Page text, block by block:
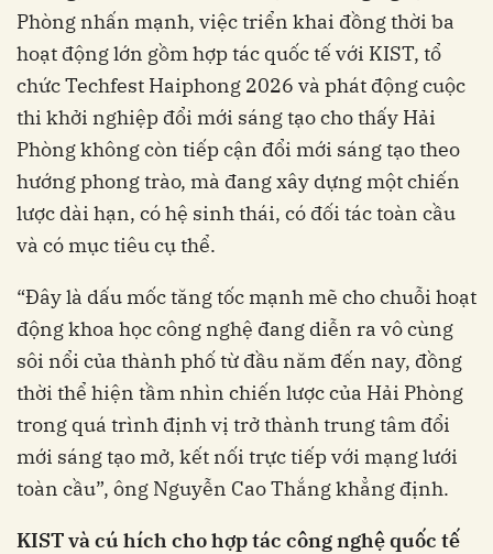
Phòng nhấn mạnh, việc triển khai đồng thời ba
hoạt động lớn gồm hợp tác quốc tế với KIST, tổ
chức Techfest Haiphong 2026 và phát động cuộc
thi khởi nghiệp đổi mới sáng tạo cho thấy Hải
Phòng không còn tiếp cận đổi mới sáng tạo theo
hướng phong trào, mà đang xây dựng một chiến
lược dài hạn, có hệ sinh thái, có đối tác toàn cầu
và có mục tiêu cụ thể.
“Đây là dấu mốc tăng tốc mạnh mẽ cho chuỗi hoạt
động khoa học công nghệ đang diễn ra vô cùng
sôi nổi của thành phố từ đầu năm đến nay, đồng
thời thể hiện tầm nhìn chiến lược của Hải Phòng
trong quá trình định vị trở thành trung tâm đổi
mới sáng tạo mở, kết nối trực tiếp với mạng lưới
toàn cầu”, ông Nguyễn Cao Thắng khẳng định.
KISTvàcú hích chohợptác côngnghệquốc tế